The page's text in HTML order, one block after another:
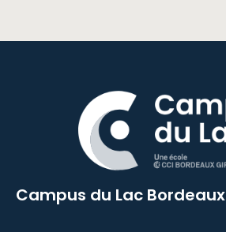
Campus du Lac Bordeaux